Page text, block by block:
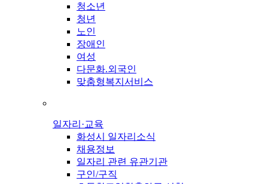
청소년
청년
노인
장애인
여성
다문화.외국인
맞춤형복지서비스
일자리·교육
화성시 일자리소식
채용정보
일자리 관련 유관기관
구인/구직